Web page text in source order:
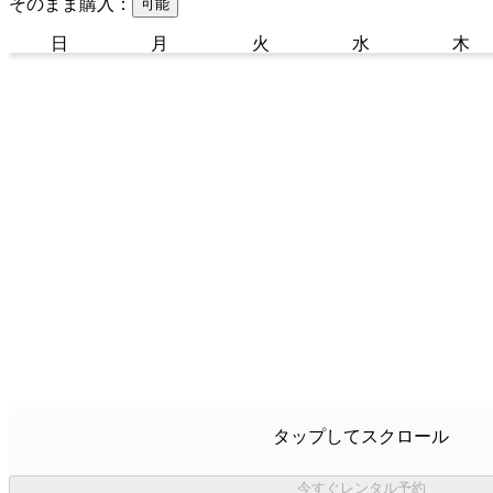
可能
日 月 火 水 木
タップしてスクロール
今すぐレンタル予約